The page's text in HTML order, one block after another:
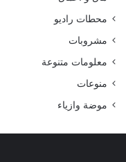
محطات راديو
مشروبات
معلومات متنوعة
منوعات
موضة وازياء